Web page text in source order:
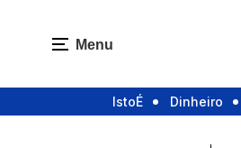
Menu
IstoÉ Dinheiro